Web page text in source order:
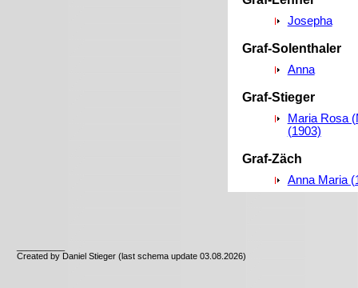
Josepha
Graf-Solenthaler
Anna
Graf-Stieger
Maria Rosa
(1903)
Graf-Zäch
Anna Maria
Created by Daniel Stieger (last schema update 03.08.2026)